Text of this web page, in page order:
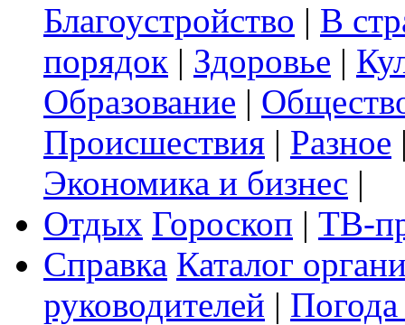
Благоустройство | В
порядок | Здоровье |
Образование |
Происшествия | Разное
Экономика и бизнес |
Отдых Гороскоп | ТВ-
Справка Каталог
руководителей |